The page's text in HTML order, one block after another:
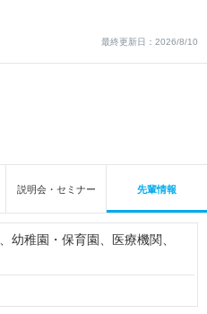
最終更新日：2026/8/10
説明会・セミナー 先輩情報
幼稚園・保育園
医療機関